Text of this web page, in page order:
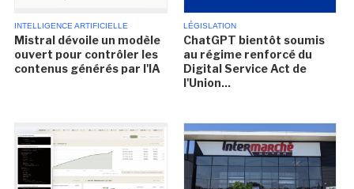
INTELLIGENCE ARTIFICIELLE
Mistral dévoile un modèle
ouvert pour contrôler les
contenus générés par l'IA
LÉGISLATION
ChatGPT bientôt soumis
au régime renforcé du
Digital Service Act de
l'Union...